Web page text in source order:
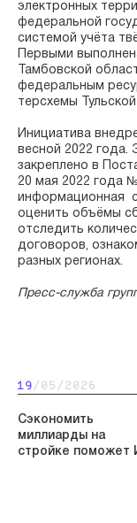
электронных
федеральной
системой учёта
Первыми
Тамбовской
федеральным
терсхемы
Инициатива
весной 2022 года.
закреплено в
20 мая 2022 года
информационная
оценить объёмы
отследить
договоров,
разных регионах.
Пресс-служба
19 /05/2026
Сэкономить
миллиарды на
стройке поможет